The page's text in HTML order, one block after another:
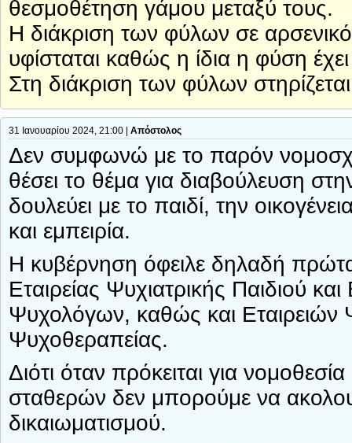
θεσμοθέτηση γάμου μεταξύ τους.
Η διάκριση των φύλων σε αρσενικό
υφίσταται καθώς η ίδια η φύση
Στη διάκριση των φύλων
31 Ιανουαρίου 2024, 21:00 | Απόστολος
Δεν συμφωνώ με το παρόν
θέσει το θέμα για διαβούλευση
δουλεύει με το παιδί, την
και εμπειρία.
Η κυβέρνηση όφειλε δηλαδή
Εταιρείας Ψυχιατρικής Παιδιού
Ψυχολόγων, καθώς και Εταιρειών
Ψυχοθεραπείας.
Διότι όταν πρόκειται για
σταθερών δεν μπορούμε να
δικαιωματισμού.